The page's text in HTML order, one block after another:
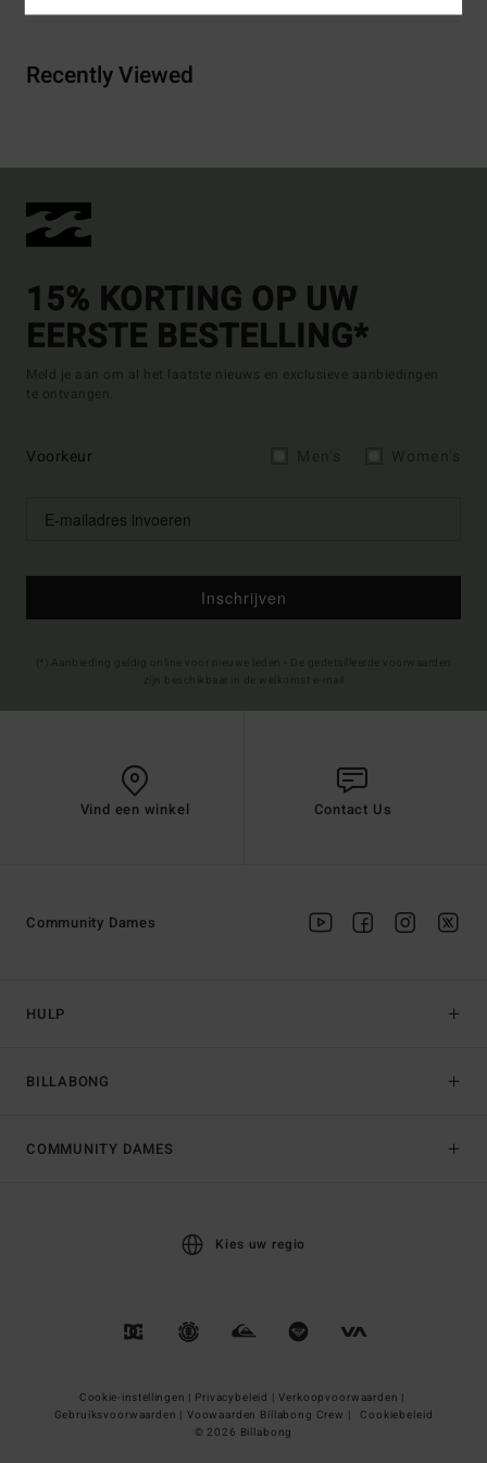
Recently Viewed
15% KORTING OP UW
EERSTE BESTELLING*
Meld je aan om al het laatste nieuws en exclusieve aanbiedingen
te ontvangen.
Voorkeur
Inschrijven
Vind een winkel Contact Us
HULP
BILLABONG
Community Dames
COMMUNITY DAMES
Kies uw regio
Cookie-instellingen | Privacybeleid | Verkoopvoorwaarden |
Gebruiksvoorwaarden | Voowaarden Billabong Crew |
Cookiebeleid
© 2026 Billabong